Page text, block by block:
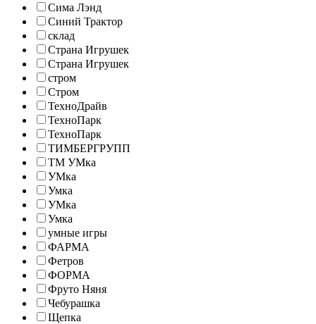
Сима Лэнд
Синий Трактор
склад
Страна Игрушек
Страна Игрушек
стром
Стром
ТехноДрайв
ТехноПарк
ТехноПарк
ТИМБЕРГРУПП
ТМ УМка
УМка
Умка
УМка
Умка
умные игры
ФАРМА
Фетров
ФОРМА
Фруто Няня
Чебурашка
Щепка